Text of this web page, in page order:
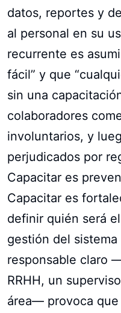
datos, reportes y
al personal en su
recurrente es
fácil” y que
sin una
colaboradores
involuntarios, y
perjudicados por
Capacitar es
Capacitar es
definir quién será
gestión del
responsable claro
RRHH, un
área— provoca